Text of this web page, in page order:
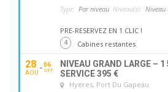
Type: Par niveau Niveau(x): Niveau
PRE-RESERVEZ EN 1 CLIC !
4 Cabines restantes
28
AOU
06
SEP
NIVEAU GRAND LARGE –
SERVICE 395 €
Hyères, Port Du Gapeau